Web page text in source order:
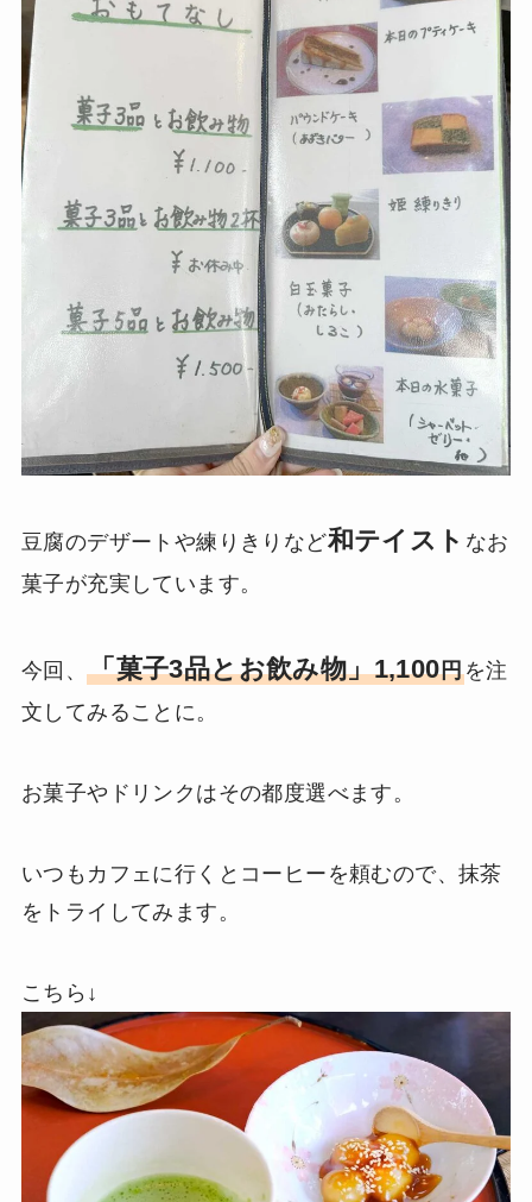
豆腐のデザートや練りきりなど和テイスト なお
菓子が充実しています。
今回、「菓子3品とお飲み物」1,100円を注
文してみることに。
お菓子やドリンクはその都度選べます。
いつもカフェに行くとコーヒーを頼むので、抹茶
をトライしてみます。
こちら↓